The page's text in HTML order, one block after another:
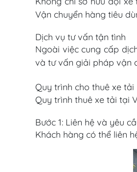
Vận chuyển hàng tiêu
Dịch vụ tư vấn tận tình
Ngoài việc cung cấp
và tư vấn giải pháp vận
Quy trình cho thuê xe tải
Quy trình thuê xe tải tại
Bước 1: Liên hệ và yêu
Khách hàng có thể liên